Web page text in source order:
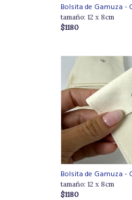
Bolsita de Gamuza -
tamaño: 12 x 8cm
$1180
Bolsita de Gamuza -
tamaño: 12 x 8cm
$1180